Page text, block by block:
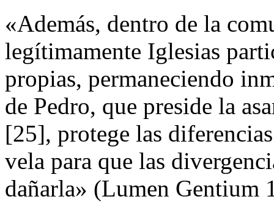
«Además, dentro de la
legítimamente Iglesias
propias, permaneciendo
de Pedro, que preside la
[25], protege las
vela para que las
dañarla» (Lumen Gentium